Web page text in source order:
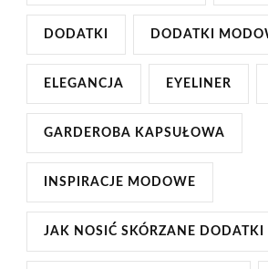
DODATKI DODATKI
ELEGANCJA EYELINER
GARDEROBA KAPSUŁOWA
INSPIRACJE MODOWE
JAK NOSIĆ SKÓRZANE DODATKI